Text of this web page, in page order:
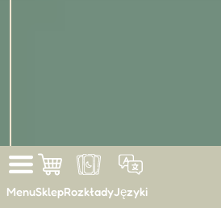
MenuSklepRozkładyJęzyki